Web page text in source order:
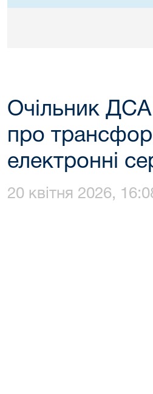
Очільник ДСА
про
електронні
20 квітня 2026,